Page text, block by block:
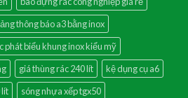
thông báo a3 bằng inox
phát biểu khung inox kiểu mỹ
giá thùng rác 240 lít
kệ dụng cụ a6
lít
sóng nhựa xếp tgx50